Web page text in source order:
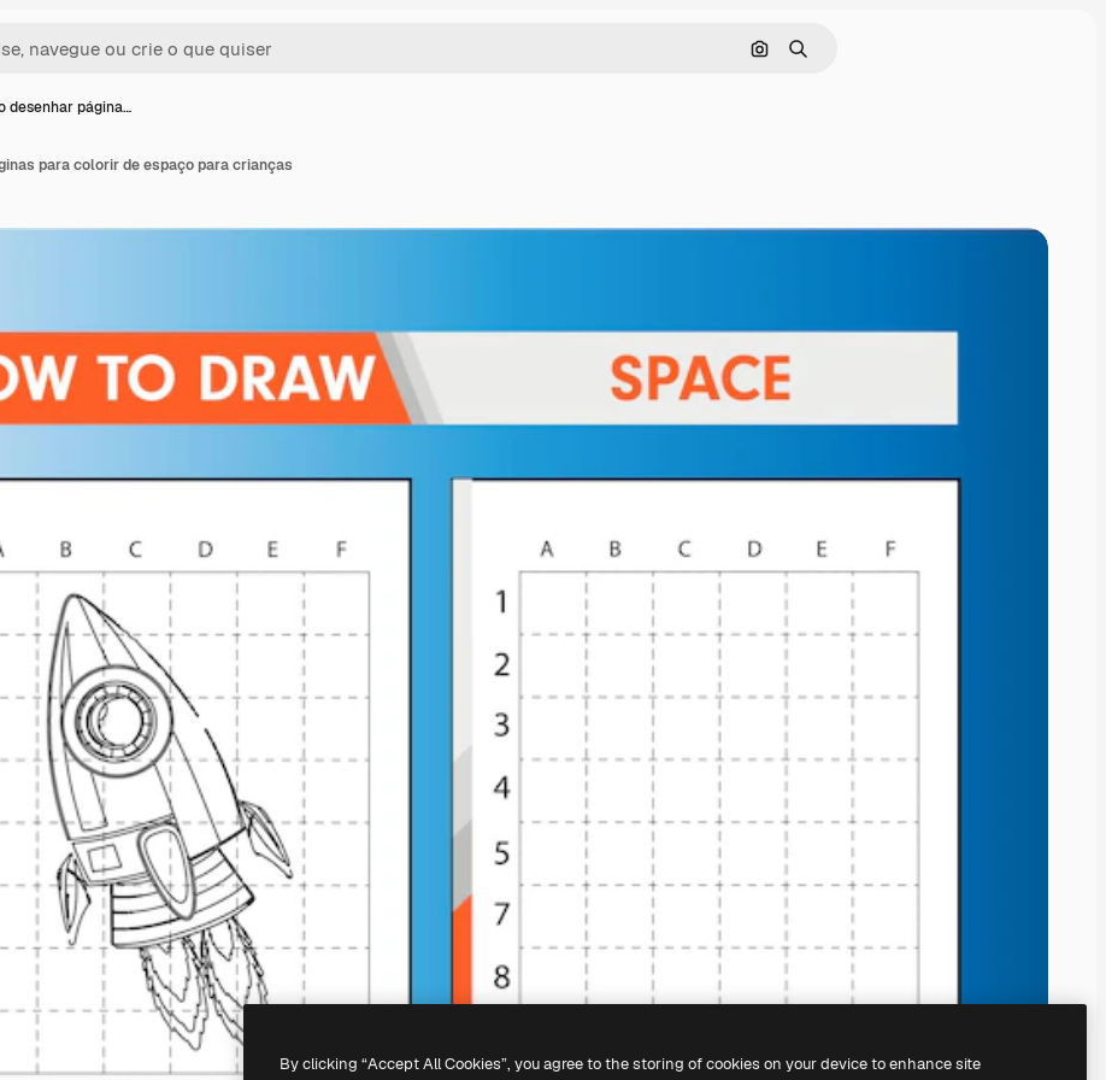
Pesquisar por imagem
Buscar
desenhar página…
para colorir de espaço para crianças
By clicking “Accept All Cookies”, you agree to the storing of cookies on your device to enhance site